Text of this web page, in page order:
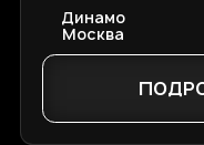
Динамо
Москва